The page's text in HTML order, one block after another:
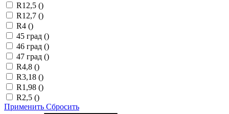
R12,5 ()
R12,7 ()
R4 ()
45 град ()
46 град ()
47 град ()
R4,8 ()
R3,18 ()
R1,98 ()
R2,5 ()
Применить Сбросить